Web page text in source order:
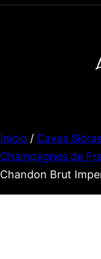
Inicio / Cavas
Champagnes de
Chandon Brut